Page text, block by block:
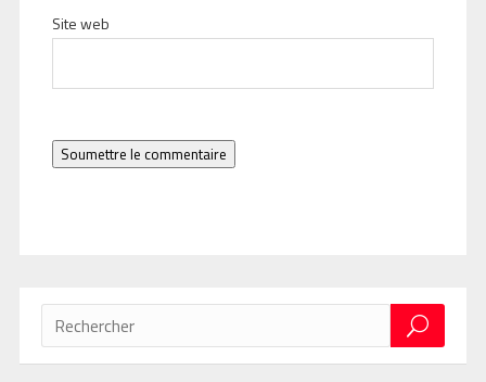
Site web
Soumettre le commentaire